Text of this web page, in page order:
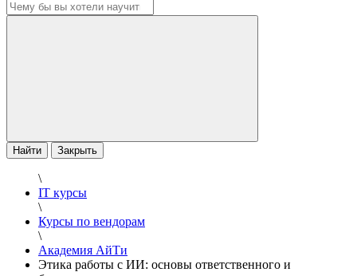
Найти Закрыть
\
IT курсы
\
Курсы по вендорам
\
Академия АйТи
Этика работы с ИИ: основы ответственного и